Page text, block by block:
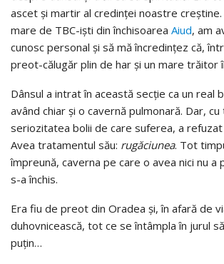
ascet și martir al credinței noastre creștine.
mare de TBC-iști din închisoarea Aiud, am
cunosc personal și să mă încredințez că,
preot-călugăr plin de har și un mare trăitor
Dânsul a intrat în această secție ca un real
având chiar și o cavernă pulmonară. Dar,
seriozitatea bolii de care suferea, a
Avea tratamentul său: rugăciunea. Tot
împreună, caverna pe care o avea nici nu a
s-a închis.
Era fiu de preot din Oradea și, în afară de
duhovnicească, tot ce se întâmpla în jurul
puțin…